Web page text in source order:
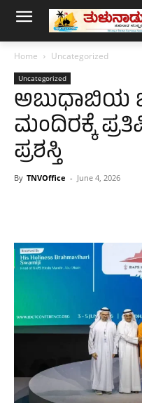
Home Uncategorized
Uncategorized
ಅಬುಧಾಬಿಯ
ಮಂದಿರಕ್ಕೆ
ಪ್ರಶಸ್ತಿ
By TNVOffice - June 4, 2026